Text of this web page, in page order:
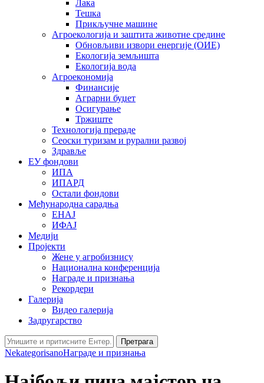
Лака
Тешка
Прикључне машине
Агроекологија и заштита животне средине
Обновљиви извори енергије (ОИЕ)
Екологија земљишта
Екологија вода
Агроекономија
Финансије
Аграрни буџет
Осигурање
Тржиште
Технологија прераде
Сеоски туризам и рурални развој
Здравље
ЕУ фондови
ИПА
ИПАРД
Остали фондови
Међународна сарадња
ЕНАЈ
ИФАЈ
Медији
Пројекти
Жене у агробизнису
Национална конференција
Награде и признања
Рекордери
Галерија
Видео галерија
Задругарство
Претрага
NekategorisanoНаграде и признања